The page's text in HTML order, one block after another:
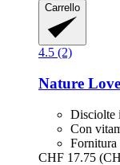
Carrello
4.5 (2)
Nature Love
Disciolte
Con
Fornitura
CHF 17.75